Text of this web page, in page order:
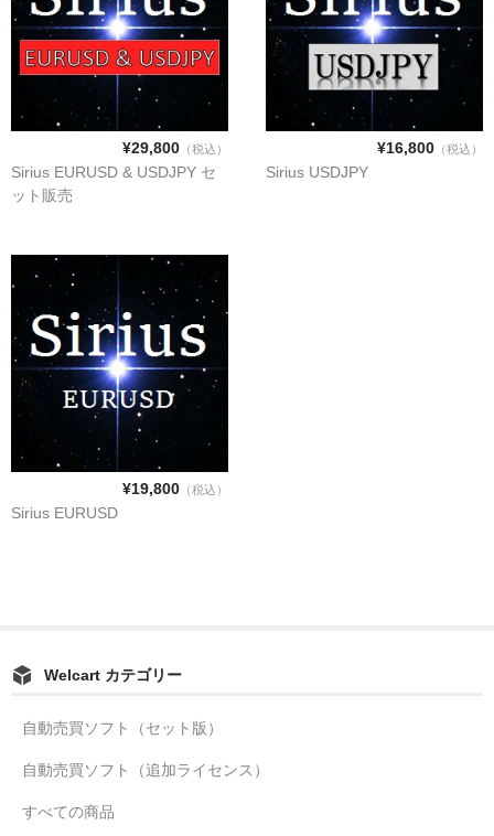
¥29,800（税込）
Sirius EURUSD & USDJPY セ
ット販売
¥16,800（税込）
Sirius USDJPY
¥19,800（税込）
Sirius EURUSD
Welcart カテゴリー
自動売買ソフト（セット版）
自動売買ソフト（追加ライセンス）
すべての商品